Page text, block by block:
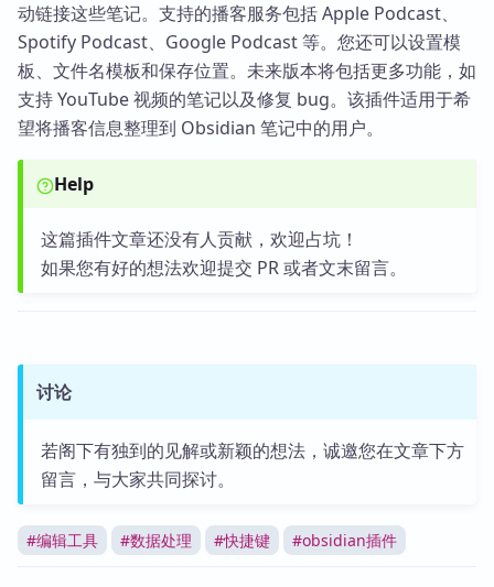
动链接这些笔记。支持的播客服务包括 Apple Podcast、
Spotify Podcast、Google Podcast 等。您还可以设置模
板、文件名模板和保存位置。未来版本将包括更多功能，如
支持 YouTube 视频的笔记以及修复 bug。该插件适用于希
望将播客信息整理到 Obsidian 笔记中的用户。
Help
这篇插件文章还没有人贡献，欢迎占坑！
如果您有好的想法欢迎提交 PR 或者文末留言。
讨论
若阁下有独到的见解或新颖的想法，诚邀您在文章下方
留言，与大家共同探讨。
#编辑工具 #数据处理 #快捷键 #obsidian插件